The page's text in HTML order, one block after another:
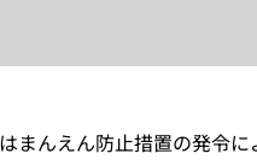
まんえん防止措置の発令に